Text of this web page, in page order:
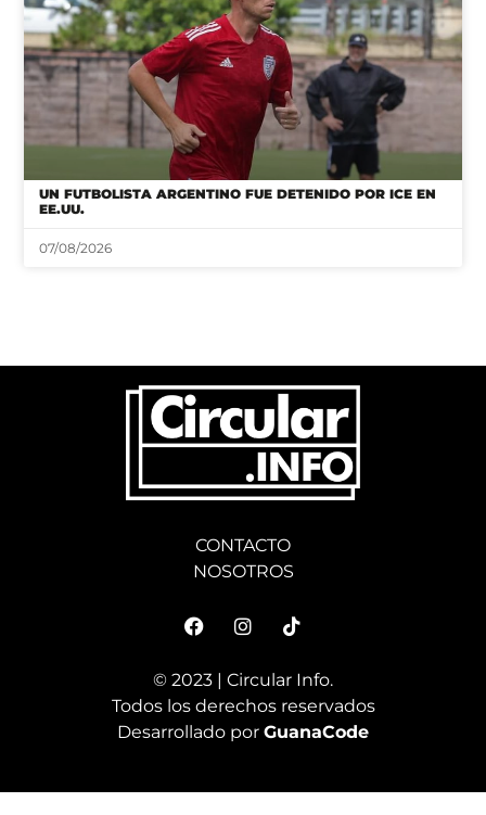
UN FUTBOLISTA ARGENTINO FUE DETENIDO POR ICE EN
EE.UU.
CONTACTO
NOSOTROS
Todos los derechos reservados
Desarrollado por
GuanaCode